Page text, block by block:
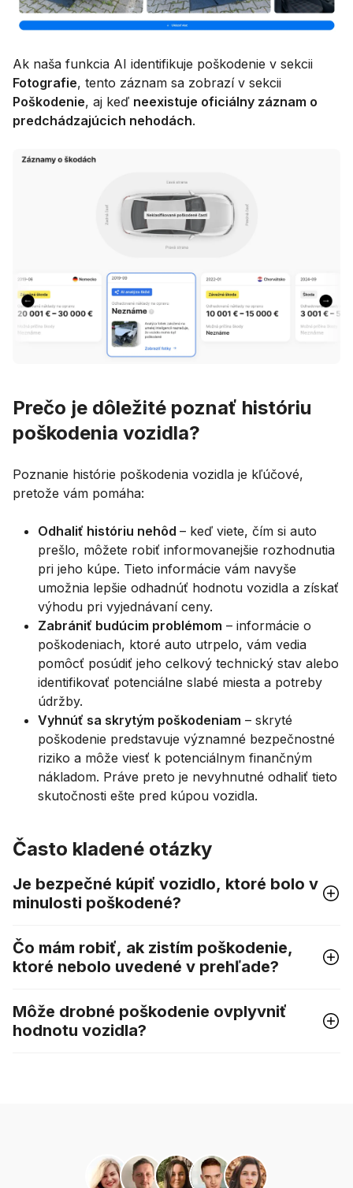
Ak naša funkcia AI identifikuje poškodenie v sekcii
Fotografie, tento záznam sa zobrazí v sekcii
Poškodenie, aj keď neexistuje oficiálny záznam o
predchádzajúcich nehodách.
Prečo je dôležité poznať históriu
poškodenia vozidla?
Poznanie histórie poškodenia vozidla je kľúčové,
pretože vám pomáha:
Odhaliť históriu nehôd – keď viete, čím si auto
prešlo, môžete robiť informovanejšie rozhodnutia
pri jeho kúpe. Tieto informácie vám navyše
umožnia lepšie odhadnúť hodnotu vozidla a získať
výhodu pri vyjednávaní ceny.
Zabrániť budúcim problémom – informácie o
poškodeniach, ktoré auto utrpelo, vám vedia
pomôcť posúdiť jeho celkový technický stav alebo
identifikovať potenciálne slabé miesta a potreby
údržby.
Vyhnúť sa skrytým poškodeniam – skryté
poškodenie predstavuje významné bezpečnostné
riziko a môže viesť k potenciálnym finančným
nákladom. Práve preto je nevyhnutné odhaliť tieto
skutočnosti ešte pred kúpou vozidla.
Často kladené otázky
Je bezpečné kúpiť vozidlo, ktoré bolo v
minulosti poškodené?
Čo mám robiť, ak zistím poškodenie,
ktoré nebolo uvedené v prehľade?
Môže drobné poškodenie ovplyvniť
hodnotu vozidla?